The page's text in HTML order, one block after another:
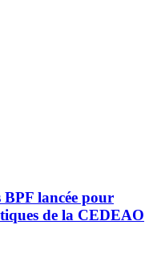
BPF lancée pour
de la CEDEAO